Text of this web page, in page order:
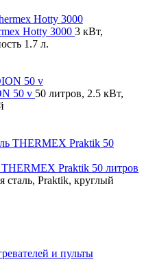
Hotty 3000 3 кВт,
1.7 л.
50 v 50 литров, 2.5 кВт,
Praktik 50 литров
Praktik, круглый
и пульты